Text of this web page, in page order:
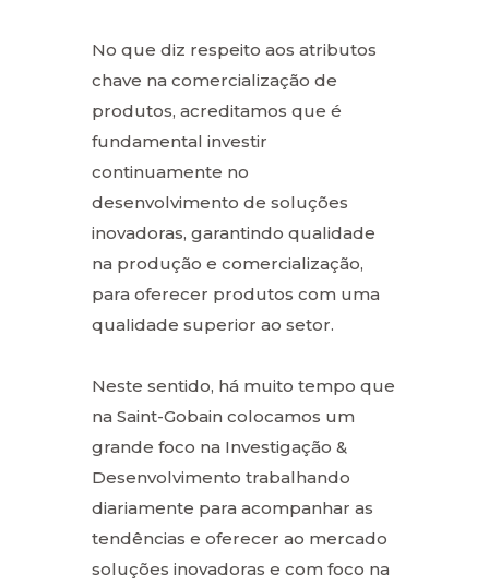
No que diz respeito aos atributos
chave na comercialização de
produtos, acreditamos que é
fundamental investir
continuamente no
desenvolvimento de soluções
inovadoras, garantindo qualidade
na produção e comercialização,
para oferecer produtos com uma
qualidade superior ao setor.
Neste sentido, há muito tempo que
na Saint-Gobain colocamos um
grande foco na Investigação &
Desenvolvimento trabalhando
diariamente para acompanhar as
tendências e oferecer ao mercado
soluções inovadoras e com foco na